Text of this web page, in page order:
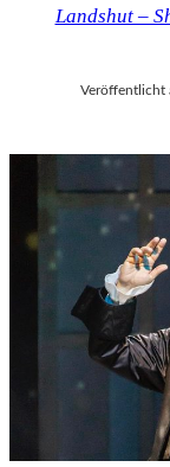
Landshut –
Veröffentlicht